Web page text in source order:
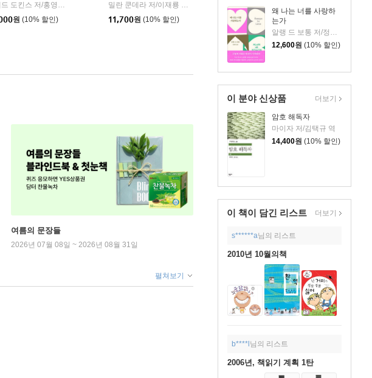
왜 나는 너를 사랑하
는가
알랭 드 보통 저/정영목 역
12,600원 (10% 할인)
이 분야 신상품
암호 해독자
마이자 저/김택규 역
14,400원 (10% 할인)
더보기
이 책이 담긴 리스트 더보기
s******a님의 리스트
2010년 10월의책
b****l 님의 리스트
2006년, 책읽기 계획 1탄
리처드 도킨스 저/홍영남,이상임 공역
을유문화사
원 (10% 할인)
밀란 쿤데라 저/이재룡 역
11,700원 (10% 할인)
여름의 문장들
2026년 07월 08일 ~ 2026년 08월 31일
펼쳐보기